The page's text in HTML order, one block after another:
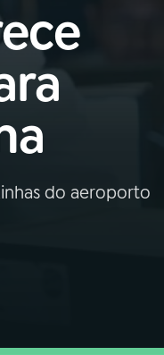
do aeroporto